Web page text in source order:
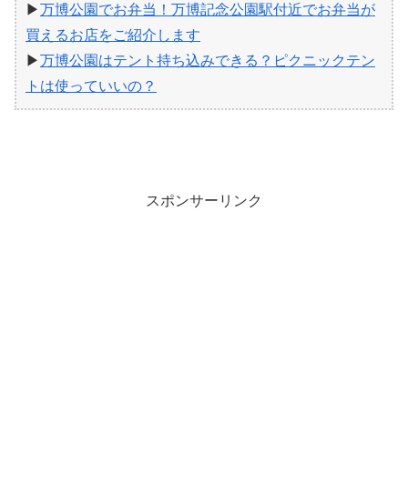
▶万博公園でお弁当！万博記念公園駅付近でお弁当が
買えるお店をご紹介します
▶万博公園はテント持ち込みできる？ピクニックテン
トは使っていいの？
スポンサーリンク